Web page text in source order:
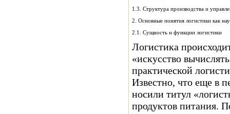
1.3. Структура производства и
2. Основные понятия логистики как
2.1. Сущность и функции логистики
Логистика
«искусство
практической
Известно, что еще в
носили титул
продуктов питания.